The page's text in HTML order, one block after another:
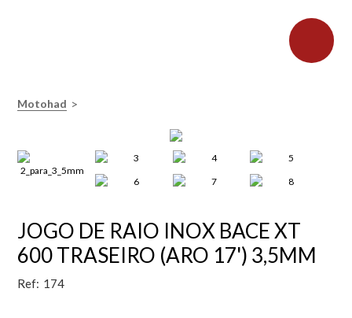
Motohad >
JOGO DE RAIO INOX BACE XT
600 TRASEIRO (ARO 17') 3,5MM
Ref: 174